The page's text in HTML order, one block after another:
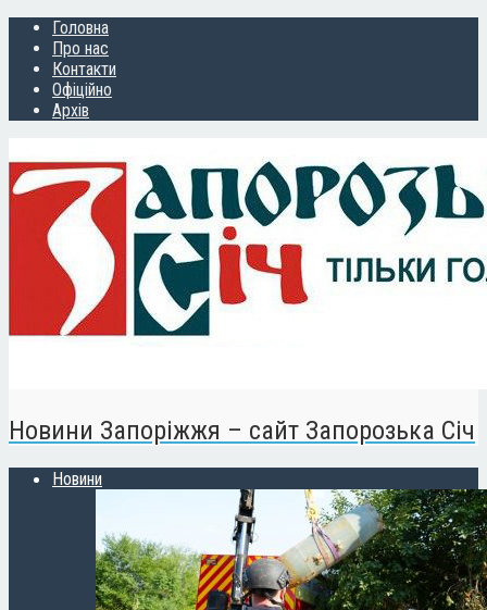
Головна
Про нас
Контакти
Офіційно
Архів
Новини Запоріжжя – сайт Запорозька Січ
Новини